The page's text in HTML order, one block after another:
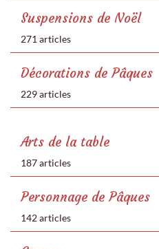
Suspensions de Noël
271 articles
Décorations de Pâques
229 articles
Arts de la table
187 articles
Personnage de Pâques
142 articles